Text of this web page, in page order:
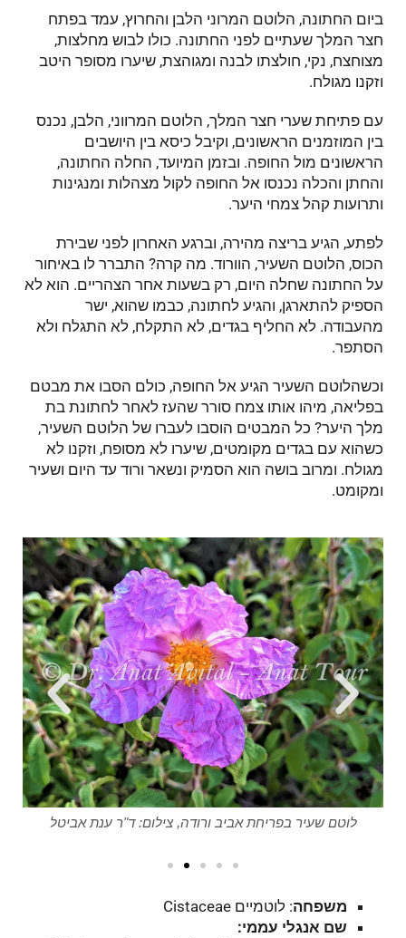
ביום החתונה, הלוטם המרוני הלבן והחרוץ, עמד בפתח
חצר המלך שעתיים לפני החתונה. כולו לבוש מחלצות,
מצוחצח, נקי, חולצתו לבנה ומגוהצת, שיערו מסופר היטב
וזקנו מגולח.
עם פתיחת שערי חצר המלך, הלוטם המרווני, הלבן, נכנס
בין המוזמנים הראשונים, וקיבל כיסא בין היושבים
הראשונים מול החופה. ובזמן המיועד, החלה החתונה,
והחתן והכלה נכנסו אל החופה לקול מצהלות ומנגינות
ותרועות קהל צמחי היער.
לפתע, הגיע בריצה מהירה, וברגע האחרון לפני שבירת
הכוס, הלוטם השעיר, הוורוד. מה קרה? התברר לו באיחור
על החתונה שחלה היום, רק בשעות אחר הצהריים. הוא לא
הספיק להתארגן, והגיע לחתונה, כבמו שהוא, ישר
מהעבודה. לא החליף בגדים, לא התקלח, לא התגלח ולא
הסתפר.
וכשהלוטם השעיר הגיע אל החופה, כולם הסבו את מבטם
בפליאה, מיהו אותו צמח סורר שהעז לאחר לחתונת בת
מלך היער? כל המבטים הוסבו לעברו של הלוטם השעיר,
כשהוא עם בגדים מקומטים, שיערו לא מסופח, וזקנו לא
מגולח. ומרוב בושה הוא הסמיק ונשאר ורוד עד היום ושעיר
ומקומט.
לוטם שעיר בפריחת אביב ורודה, צילום: ד"ר ענת אביטל
משפחה: לוטמיים Cistaceae
שם אנגלי עממי: